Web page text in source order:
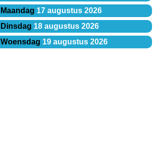
Maandag 17 augustus 2026
Dinsdag 18 augustus 2026
Woensdag 19 augustus 2026